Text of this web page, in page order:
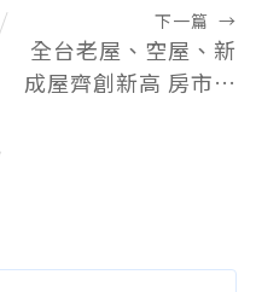
下一篇 →
全台老屋、空屋、新
成屋齊創新高 房市掀